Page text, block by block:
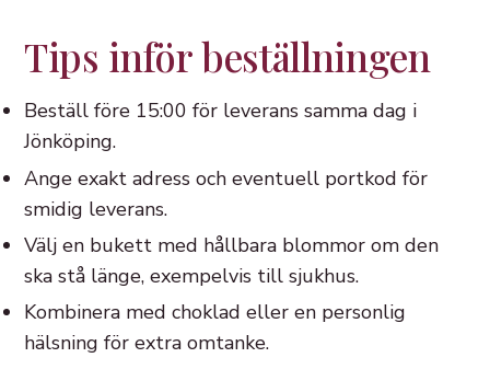
Tips inför beställningen
Beställ före 15:00 för leverans samma dag i
Jönköping.
Ange exakt adress och eventuell portkod för
smidig leverans.
Välj en bukett med hållbara blommor om den
ska stå länge, exempelvis till sjukhus.
Kombinera med choklad eller en personlig
hälsning för extra omtanke.